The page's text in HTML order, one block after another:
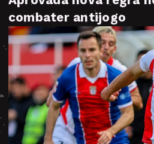
combater antijogo